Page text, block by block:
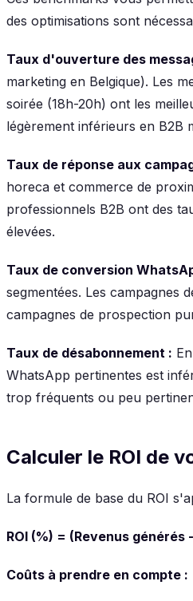
des optimisations sont
Taux d'ouverture des
marketing en Belgique). Les
soirée (18h-20h) ont les
légèrement inférieurs en B2B
Taux de réponse aux
horeca et commerce de
professionnels B2B ont des
élevées.
Taux de conversion
segmentées. Les campagnes
campagnes de prospection
Taux de désabonnement :
WhatsApp pertinentes est
trop fréquents ou peu
Calculer le ROI de
La formule de base du ROI
ROI (%) = (Revenus
Coûts à prendre en compte :